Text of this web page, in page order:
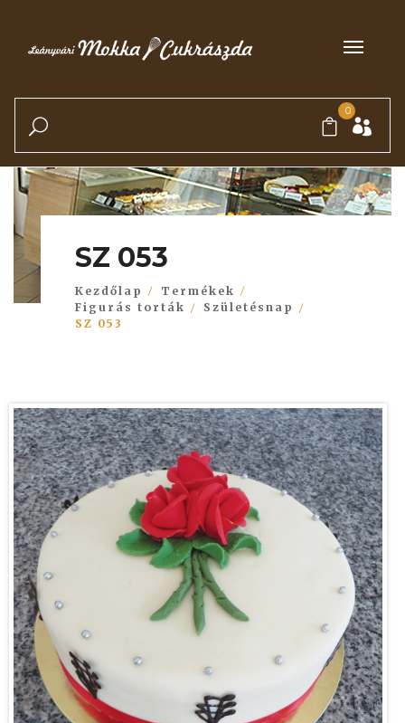
0
SZ 053
Kezdőlap
Termékek
Figurás torták
Születésnap
SZ 053